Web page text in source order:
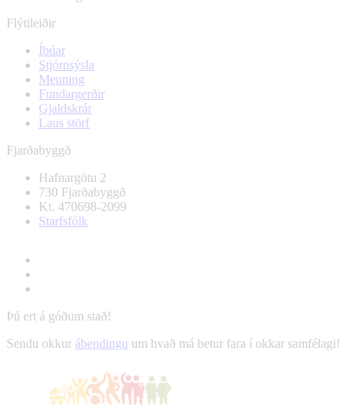
Flýtileiðir
Íbúar
Stjórnsýsla
Menning
Fundargerðir
Gjaldskrár
Laus störf
Fjarðabyggð
Hafnargötu 2
730 Fjarðabyggð
Kt. 470698-2099
Starfsfólk
Þú ert á góðum stað!
Sendu okkur ábendingu um hvað má betur fara í okkar samfélagi!